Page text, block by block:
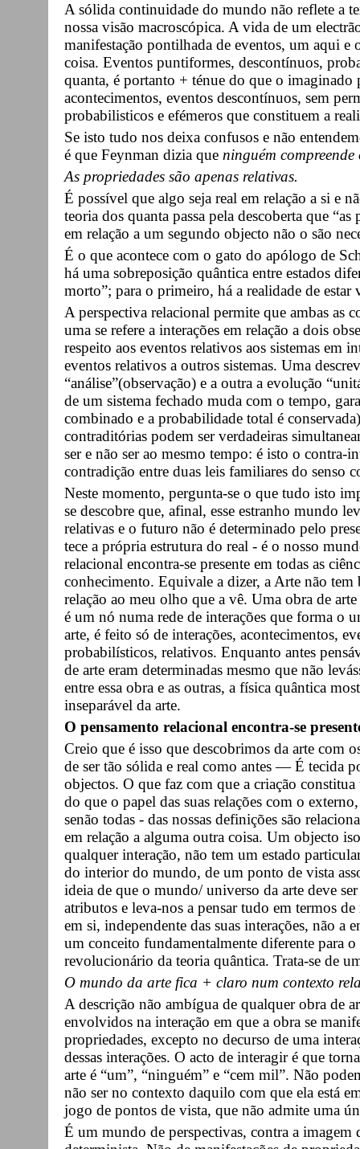
A sólida continuidade do mundo não reflete a
nossa visão macroscópica. A vida de um
manifestação pontilhada de eventos, um aqui
coisa. Eventos puntiformes, descontínuos,
quanta, é portanto + ténue do que o imaginado
acontecimentos, eventos descontínuos, sem
probabilisticos e efémeros que constituem a
Se isto tudo nos deixa confusos e não
é que Feynman dizia que ninguém
As propriedades são apenas relativas.
É possível que algo seja real em relação a si e
teoria dos quanta passa pela descoberta que
em relação a um segundo objecto não o são
É o que acontece com o gato do apólogo de
há uma sobreposição quântica entre estados
morto”; para o primeiro, há a realidade de estar
A perspectiva relacional permite que ambas as
uma se refere a interações em relação a dois
respeito aos eventos relativos aos sistemas em
eventos relativos a outros sistemas. Uma
“análise”(observação) e a outra a evolução
de um sistema fechado muda com o tempo,
combinado e a probabilidade total é
contraditórias podem ser verdadeiras
ser e não ser ao mesmo tempo: é isto o contra-
contradição entre duas leis familiares do senso
Neste momento, pergunta-se o que tudo isto
se descobre que, afinal, esse estranho mundo
relativas e o futuro não é determinado pelo
tece a própria estrutura do real - é o nosso
relacional encontra-se presente em todas as
conhecimento. Equivale a dizer, a Arte não
relação ao meu olho que a vê. Uma obra de
é um nó numa rede de interações que forma o
arte, é feito só de interações, acontecimentos,
probabilísticos, relativos. Enquanto antes
de arte eram determinadas mesmo que não
entre essa obra e as outras, a física quântica
inseparável da arte.
O pensamento relacional encontra-se
Creio que é isso que descobrimos da arte com
de ser tão sólida e real como antes — É tecida
objectos. O que faz com que a criação
do que o papel das suas relações com o
senão todas - das nossas definições são
em relação a alguma outra coisa. Um objecto
qualquer interação, não tem um estado
do interior do mundo, de um ponto de vista
ideia de que o mundo/ universo da arte deve
atributos e leva-nos a pensar tudo em termos
em si, independente das suas interações, não
um conceito fundamentalmente diferente para
revolucionário da teoria quântica. Trata-se de
O mundo da arte fica + claro num contexto
A descrição não ambígua de qualquer obra de
envolvidos na interação em que a obra se
propriedades, excepto no decurso de uma
dessas interações. O acto de interagir é que
arte é “um”, “ninguém” e “cem mil”. Não
não ser no contexto daquilo com que ela está
jogo de pontos de vista, que não admite uma
É um mundo de perspectivas, contra a imagem